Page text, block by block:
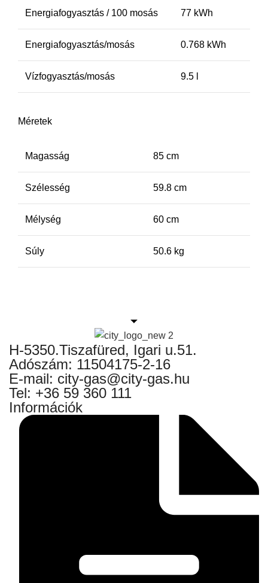
Energiafogyasztás / 100 mosás 77 kWh
Energiafogyasztás/mosás 0.768 kWh
Vízfogyasztás/mosás 9.5 l
Méretek
Magasság 85 cm
Szélesség 59.8 cm
Mélység 60 cm
Súly 50.6 kg
H-5350.Tiszafüred, Igari u.51.
Adószám: 11504175-2-16
E-mail: city-gas@city-gas.hu
Tel: +36 59 360 111
Információk